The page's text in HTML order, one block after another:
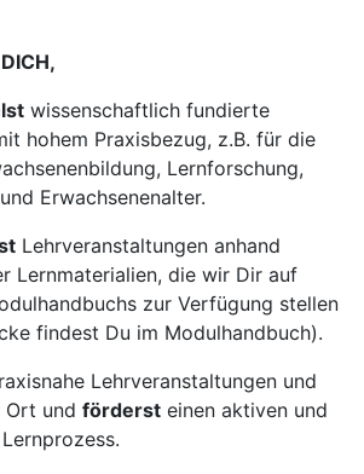
wissenschaftlich fundierte
hohem Praxisbezug, z.B. für die
Lernforschung,
Erwachsenenalter.
Lehrveranstaltungen anhand
Lernmaterialien, die wir Dir auf
zur Verfügung stellen
findest Du im Modulhandbuch).
Lehrveranstaltungen und
Ort und förderst einen aktiven und